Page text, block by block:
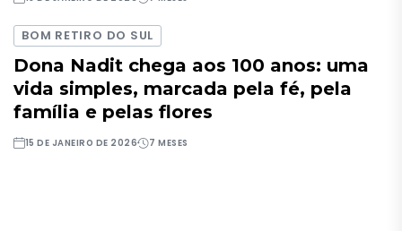
BOM RETIRO DO SUL
Dona Nadit chega aos 100 anos: uma
vida simples, marcada pela fé, pela
família e pelas flores
15 DE JANEIRO DE 2026 7 MESES